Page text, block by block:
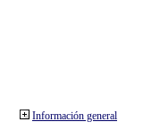
Información general